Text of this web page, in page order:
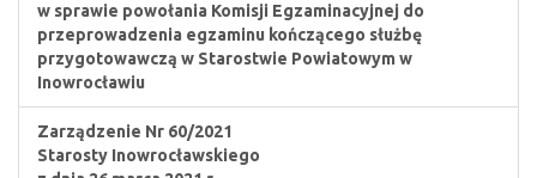
w sprawie powołania Komisji Egzaminacyjnej do
przeprowadzenia egzaminu kończącego służbę
przygotowawczą w Starostwie Powiatowym w
Inowrocławiu
Zarządzenie Nr 60/2021
Starosty Inowrocławskiego